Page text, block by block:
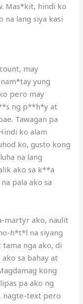
Mas*kit, hindi ko
na lang siya kasi
may
yung
pero may
ng p**h*y at
Tawagan pa
ko alam
ko, gusto kong
na lang
ako sa k**a
pala ako sa
martyr ako, naulit
h*t*l na siyang
nga ako, di
sa bahay at
kong
pa ako ng
nagte-text pero